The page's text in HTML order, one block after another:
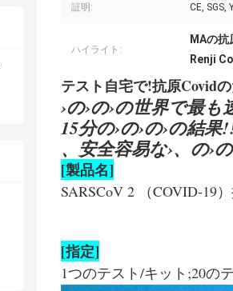
証明: CE, SGS,
ハイライト:
MAの
Renji
テスト自宅で!抗原Covid
›の›の›の世界で最
15分の›の›の›の結果
、安全容易な›、の›
[製品名]
SARSCoV 2 （COVID-19
[指定]
1つのテスト/キット;20の